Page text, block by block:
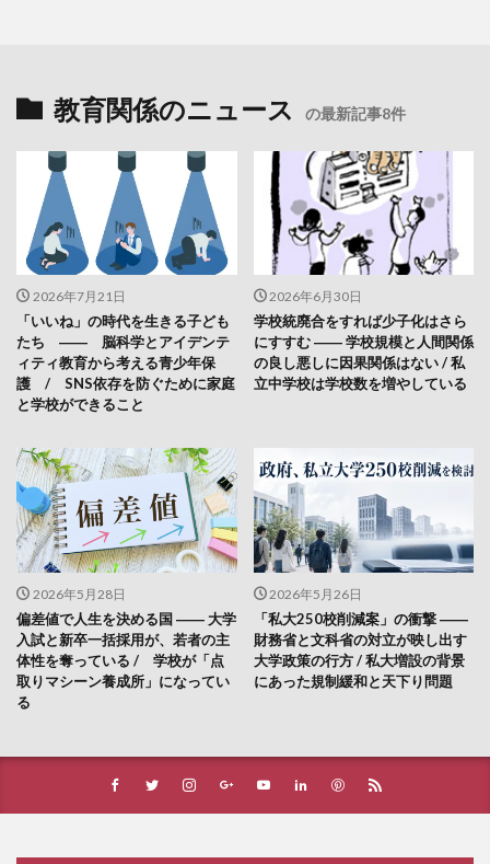
教育関係のニュース の最新記事8件
2026年7月21日
「いいね」の時代を生きる子ども
たち ―― 脳科学とアイデンテ
ィティ教育から考える青少年保
護 / SNS依存を防ぐために家庭
と学校ができること
2026年6月30日
学校統廃合をすれば少子化はさら
にすすむ ―― 学校規模と人間関係
の良し悪しに因果関係はない / 私
立中学校は学校数を増やしている
2026年5月28日
偏差値で人生を決める国 ―― 大学
入試と新卒一括採用が、若者の主
体性を奪っている / 学校が「点
取りマシーン養成所」になってい
る
2026年5月26日
「私大250校削減案」の衝撃 ――
財務省と文科省の対立が映し出す
大学政策の行方 / 私大増設の背景
にあった規制緩和と天下り問題